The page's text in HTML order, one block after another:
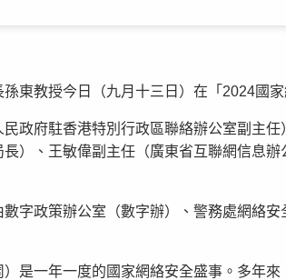
東教授今日（九月十三日）在「2024國
政府駐香港特別行政區聯絡辦公室副主
）、王敏偉副主任（廣東省互聯網信息
字政策辦公室（數字辦）、警務處網絡
是一年一度的國家網絡安全盛事。多年